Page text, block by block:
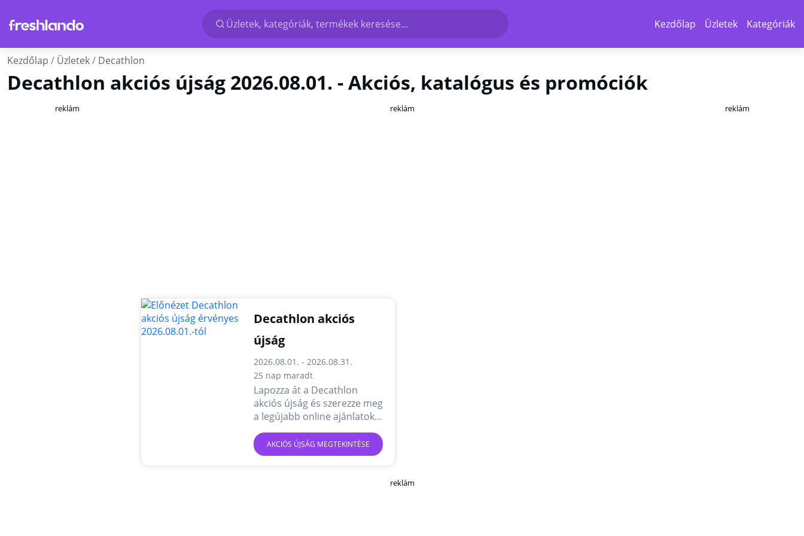
Üzletek, kategóriák, termékek keresése... Kezdőlap Üzletek Kategóriák
Kezdőlap Üzletek Decathlon
Decathlon akciós újság 2026.08.01. - Akciós, katalógus és promóciók
reklám reklám
Decathlon akciós
újság
2026.08.01. - 2026.08.31.
25 nap maradt
Lapozza át a Decathlon
akciós újság és szerezze meg
a legújabb online ajánlatokat
és akciókat.
AKCIÓS ÚJSÁG MEGTEKINTÉSE
reklám
reklám